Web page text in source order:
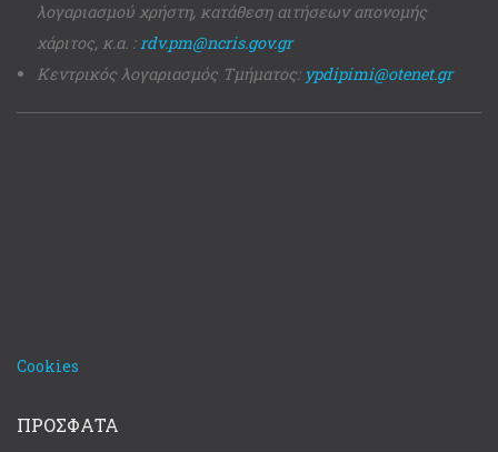
λογαριασμού χρήστη, κατάθεση αιτήσεων απονομής
χάριτος, κ.α. :rdv.pm@ncris.gov.gr
Κεντρικός λογαριασμός Τμήματος: ypdipimi@otenet.gr
Cookies
ΠΡΟΣΦΑΤΑ